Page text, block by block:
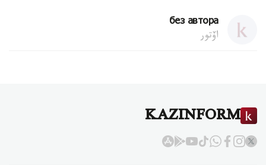
без автора
اۆتور
KAZINFORM